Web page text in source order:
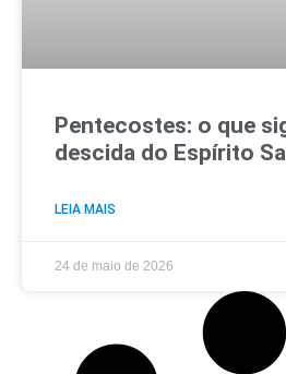
Pentecostes: o que
descida do Espírito
LEIA MAIS
24 de maio de 2026